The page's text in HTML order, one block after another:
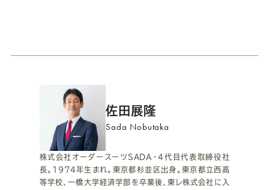
フ
ィ
佐田展隆
Sada Nobutaka
株式会社オーダースーツSADA・4代目代表取締役社
長。1974年生まれ。東京都杉並区出身。東京都立西高
等学校、一橋大学経済学部を卒業後、東レ株式会社に入